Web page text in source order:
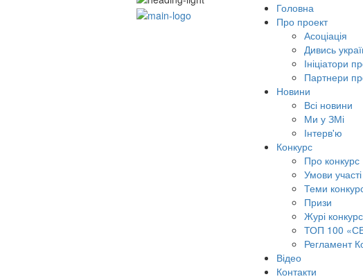
Головна
Про проект
Асоціація
Дивись
Ініціатори
Партнери
Новини
Всі новини
Ми у ЗМі
Інтерв'ю
Конкурс
Про конкурс
Умови участі
Теми
Призи
Журі
ТОП 100
Регламент
Відео
Контакти